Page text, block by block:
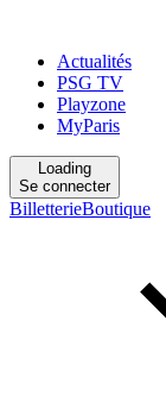
Actualités
PSG TV
Playzone
MyParis
Loading
Se connecter
BilletterieBoutique